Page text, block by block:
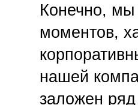
Конечно, мы
моментов,
нашей
заложен